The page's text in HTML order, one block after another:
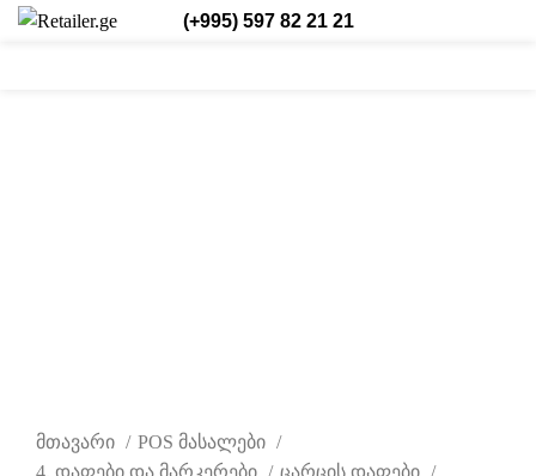
(+995) 597 82 21 21
მთავარი
POS მასალები
4. დაფები და მარკერები
ცარცის დაფები